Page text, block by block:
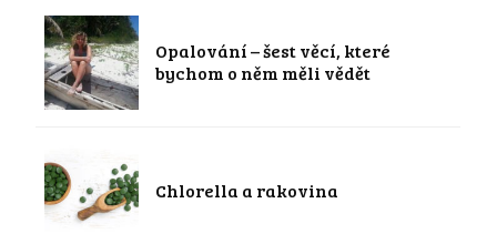
Opalování – šest věcí, které
bychom o něm měli vědět
Chlorella a rakovina